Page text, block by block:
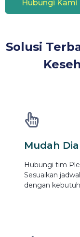
Hubungi Kami
Solusi
Mudah
Hubungi tim
Sesuaikan
dengan